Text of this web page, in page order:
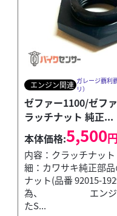
バイクカバー クイック
エンジン関連 ガレージ覇利
リ）
ゼファー1100/ゼフ
ラッチナット 純正...
本体価格:5,500円
内容：クラッチナッ
細：カワサキ純正部
ナット(品番 92015-
為、 エンジン
たS...